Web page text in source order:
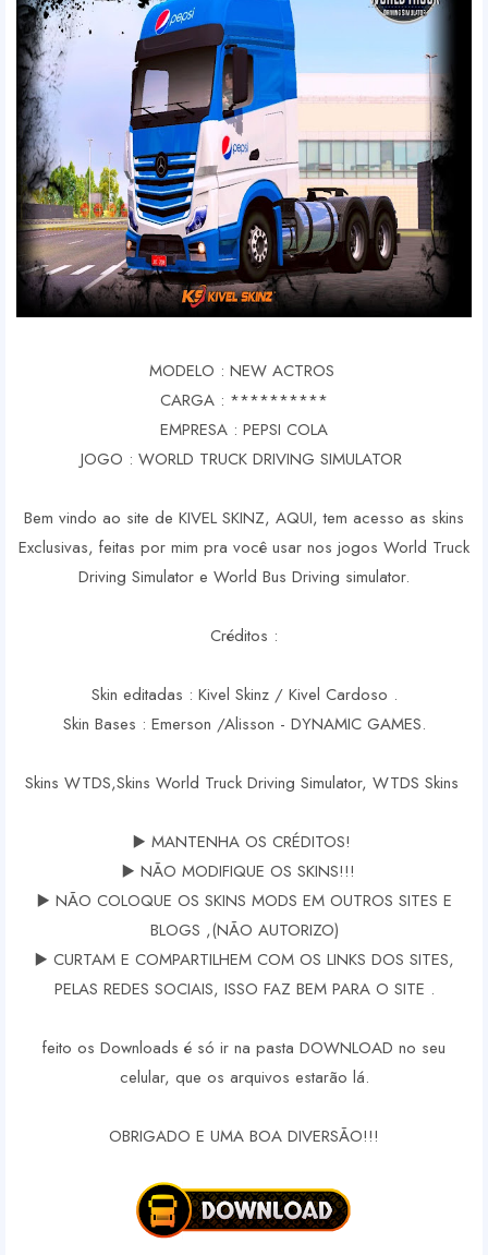
MODELO : NEW ACTROS
CARGA : **********
EMPRESA : PEPSI COLA
JOGO : WORLD TRUCK DRIVING SIMULATOR
Bem vindo ao site de KIVEL SKINZ, AQUI, tem acesso as skins
Exclusivas, feitas por mim pra você usar nos jogos World Truck
Driving Simulator e World Bus Driving simulator.
Créditos :
Skin editadas : Kivel Skinz / Kivel Cardoso .
Skin Bases : Emerson /Alisson - DYNAMIC GAMES.
Skins WTDS,Skins World Truck Driving Simulator, WTDS Skins
▶️ MANTENHA OS CRÉDITOS!
▶️ NÃO MODIFIQUE OS SKINS!!!
▶️ NÃO COLOQUE OS SKINS MODS EM OUTROS SITES E
BLOGS ,(NÃO AUTORIZO)
▶️ CURTAM E COMPARTILHEM COM OS LINKS DOS SITES,
PELAS REDES SOCIAIS, ISSO FAZ BEM PARA O SITE .
feito os Downloads é só ir na pasta DOWNLOAD no seu
celular, que os arquivos estarão lá.
OBRIGADO E UMA BOA DIVERSÃO!!!